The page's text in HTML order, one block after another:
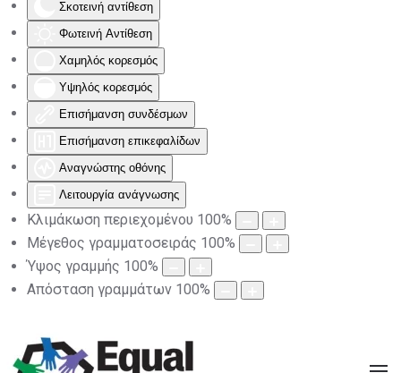
Σκοτεινή αντίθεση
Φωτεινή Αντίθεση
Χαμηλός κορεσμός
Υψηλός κορεσμός
Επισήμανση συνδέσμων
Επισήμανση επικεφαλίδων
Αναγνώστης οθόνης
Λειτουργία ανάγνωσης
Κλιμάκωση περιεχομένου 100%
Μέγεθος γραμματοσειράς 100%
Ύψος γραμμής 100%
Απόσταση γραμμάτων 100%